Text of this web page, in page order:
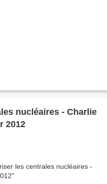
nucléaires - Charlie
2012